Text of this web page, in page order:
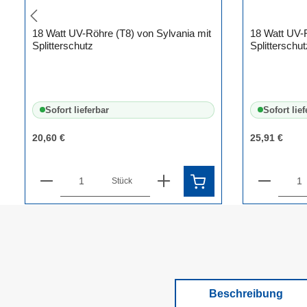
18 Watt UV-Röhre (T8) von Sylvania mit
Splitterschutz
Sofort lieferbar
20,60 €
Produkt Anzahl: Gib den
Stück
18 Watt
Sofort
25,91 €
Beschreibung